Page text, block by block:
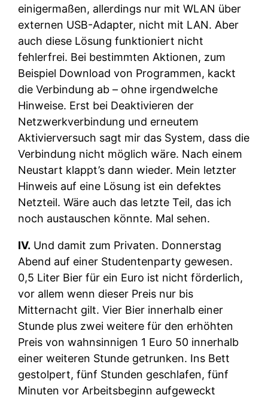
einigermaßen, allerdings nur mit WLAN über
externen USB-Adapter, nicht mit LAN. Aber
auch diese Lösung funktioniert nicht
fehlerfrei. Bei bestimmten Aktionen, zum
Beispiel Download von Programmen, kackt
die Verbindung ab – ohne irgendwelche
Hinweise. Erst bei Deaktivieren der
Netzwerkverbindung und erneutem
Aktivierversuch sagt mir das System, dass die
Verbindung nicht möglich wäre. Nach einem
Neustart klappt’s dann wieder. Mein letzter
Hinweis auf eine Lösung ist ein defektes
Netzteil. Wäre auch das letzte Teil, das ich
noch austauschen könnte. Mal sehen.
IV. Und damit zum Privaten. Donnerstag
Abend auf einer Studentenparty gewesen.
0,5 Liter Bier für ein Euro ist nicht förderlich,
vor allem wenn dieser Preis nur bis
Mitternacht gilt. Vier Bier innerhalb einer
Stunde plus zwei weitere für den erhöhten
Preis von wahnsinnigen 1 Euro 50 innerhalb
einer weiteren Stunde getrunken. Ins Bett
gestolpert, fünf Stunden geschlafen, fünf
Minuten vor Arbeitsbeginn aufgeweckt